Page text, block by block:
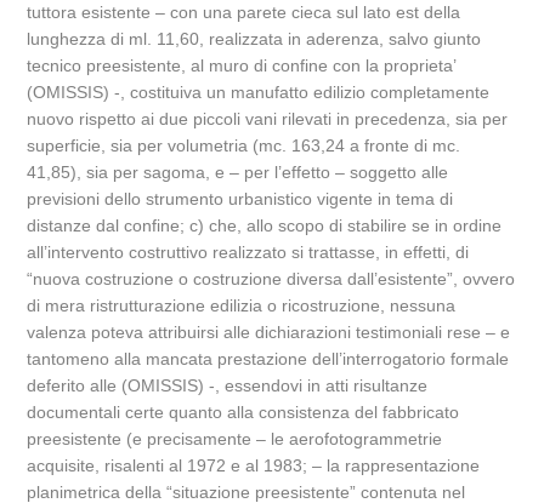
tuttora esistente – con una parete cieca sul lato est della
lunghezza di ml. 11,60, realizzata in aderenza, salvo giunto
tecnico preesistente, al muro di confine con la proprieta’
(OMISSIS) -, costituiva un manufatto edilizio completamente
nuovo rispetto ai due piccoli vani rilevati in precedenza, sia per
superficie, sia per volumetria (mc. 163,24 a fronte di mc.
41,85), sia per sagoma, e – per l’effetto – soggetto alle
previsioni dello strumento urbanistico vigente in tema di
distanze dal confine; c) che, allo scopo di stabilire se in ordine
all’intervento costruttivo realizzato si trattasse, in effetti, di
“nuova costruzione o costruzione diversa dall’esistente”, ovvero
di mera ristrutturazione edilizia o ricostruzione, nessuna
valenza poteva attribuirsi alle dichiarazioni testimoniali rese – e
tantomeno alla mancata prestazione dell’interrogatorio formale
deferito alle (OMISSIS) -, essendovi in atti risultanze
documentali certe quanto alla consistenza del fabbricato
preesistente (e precisamente – le aerofotogrammetrie
acquisite, risalenti al 1972 e al 1983; – la rappresentazione
planimetrica della “situazione preesistente” contenuta nel